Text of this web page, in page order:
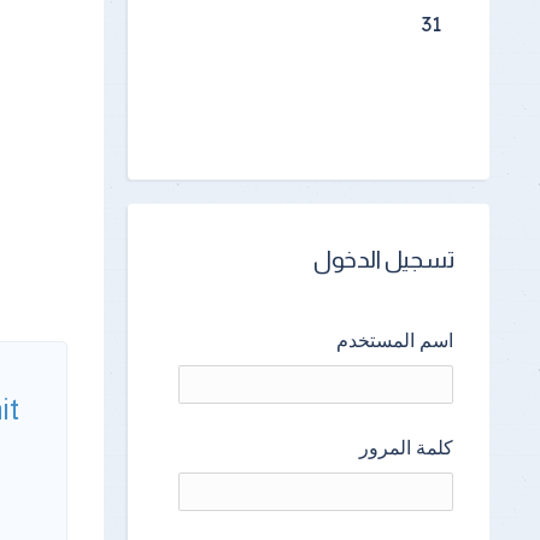
31
تسجيل الدخول
اسم المستخدم
كلمة المرور